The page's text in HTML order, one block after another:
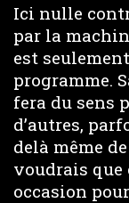
Ici nulle
par la
est
programme.
fera du sens
d’autres,
delà même
voudrais que
occasion